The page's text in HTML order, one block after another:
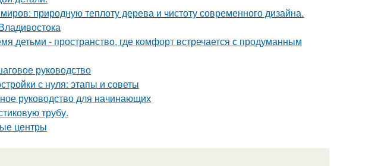
природную теплоту дерева и чистоту современного дизайна.
детьми - пространство, где комфорт встречается с продуманным
руководство
с нуля: этапы и советы
руководство для начинающих
трубу.
центры